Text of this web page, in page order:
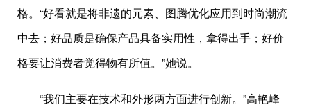
格。“好看就是将非遗的元素、图腾优化应用到时尚潮流
中去；好品质是确保产品具备实用性，拿得出手；好价
格要让消费者觉得物有所值。”她说。
“我们主要在技术和外形两方面进行创新。”高艳峰